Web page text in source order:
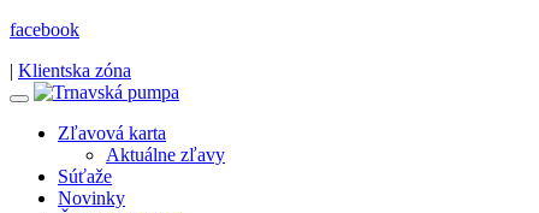
facebook
| Klientska zóna
Zľavová karta
Aktuálne zľavy
Súťaže
Novinky